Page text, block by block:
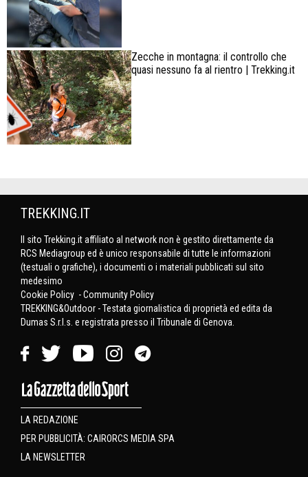
Zecche in montagna: il controllo che
quasi nessuno fa al rientro | Trekking.it
TREKKING.IT
Il sito Trekking.it affiliato al network non è gestito direttamente da
RCS Mediagroup ed è unico responsabile di tutte le informazioni
(testuali o grafiche), i documenti o i materiali pubblicati sul sito
medesimo
Cookie Policy -Community Policy
TREKKING&Outdoor - Testata giornalistica di proprietà ed edita da
Dumas S.r.l.s. e registrata presso il Tribunale di Genova.
LA REDAZIONE
PER PUBBLICITÀ: CAIRORCS MEDIA SPA
LA NEWSLETTER